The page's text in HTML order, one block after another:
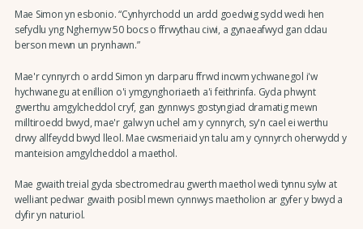
Mae Simon yn esbonio. “Cynhyrchodd un ardd goedwig sydd wedi hen
sefydlu yng Nghernyw 50 bocs o ffrwythau ciwi, a gynaeafwyd gan ddau
berson mewn un prynhawn.”
Mae'r cynnyrch o ardd Simon yn darparu ffrwd incwm ychwanegol i'w
hychwanegu at enillion o'i ymgynghoriaeth a'i feithrinfa. Gyda phwynt
gwerthu amgylcheddol cryf, gan gynnwys gostyngiad dramatig mewn
milltiroedd bwyd, mae'r galw yn uchel am y cynnyrch, sy'n cael ei werthu
drwy allfeydd bwyd lleol. Mae cwsmeriaid yn talu am y cynnyrch oherwydd y
manteision amgylcheddol a maethol.
Mae gwaith treial gyda sbectromedrau gwerth maethol wedi tynnu sylw at
welliant pedwar gwaith posibl mewn cynnwys maetholion ar gyfer y bwyd a
dyfir yn naturiol.